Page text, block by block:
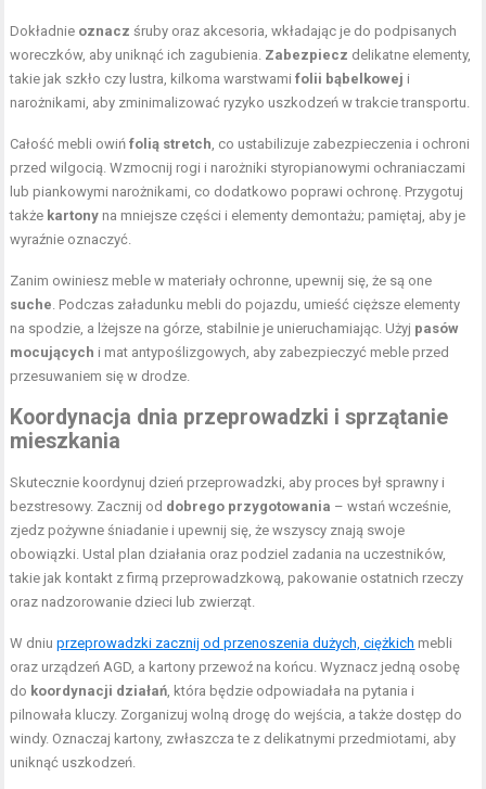
Dokładnie oznacz śruby oraz akcesoria, wkładając je do podpisanych
woreczków, aby uniknąć ich zagubienia. Zabezpiecz delikatne elementy,
takie jak szkło czy lustra, kilkoma warstwamifolii bąbelkowej i
narożnikami, aby zminimalizować ryzyko uszkodzeń w trakcie transportu.
Całość mebli owińfolią stretch, co ustabilizuje zabezpieczenia i ochroni
przed wilgocią. Wzmocnij rogi i narożniki styropianowymi ochraniaczami
lub piankowymi narożnikami, co dodatkowo poprawi ochronę. Przygotuj
także kartony na mniejsze części i elementy demontażu; pamiętaj, aby je
wyraźnie oznaczyć.
Zanim owiniesz meble w materiały ochronne, upewnij się, że są one
suche. Podczas załadunku mebli do pojazdu, umieść cięższe elementy
na spodzie, a lżejsze na górze, stabilnie je unieruchamiając. Użyj pasów
mocujących i mat antypoślizgowych, aby zabezpieczyć meble przed
przesuwaniem się w drodze.
Koordynacja dnia przeprowadzki i sprzątanie
mieszkania
Skutecznie koordynuj dzień przeprowadzki, aby proces był sprawny i
bezstresowy. Zacznij od dobrego przygotowania – wstań wcześnie,
zjedz pożywne śniadanie i upewnij się, że wszyscy znają swoje
obowiązki. Ustal plan działania oraz podziel zadania na uczestników,
takie jak kontakt z firmą przeprowadzkową, pakowanie ostatnich rzeczy
oraz nadzorowanie dzieci lub zwierząt.
W dniuprzeprowadzki zacznij od przenoszenia dużych, ciężkich mebli
oraz urządzeń AGD, a kartony przewoź na końcu. Wyznacz jedną osobę
do koordynacji działań, która będzie odpowiadała na pytania i
pilnowała kluczy. Zorganizuj wolną drogę do wejścia, a także dostęp do
windy. Oznaczaj kartony, zwłaszcza te z delikatnymi przedmiotami, aby
uniknąć uszkodzeń.